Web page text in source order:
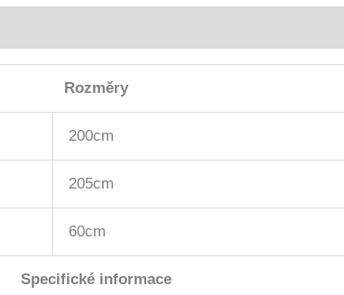
Rozměry
200cm
205cm
60cm
Specifické informace